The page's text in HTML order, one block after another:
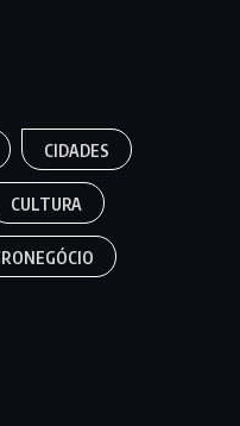
CIDADES
CULTURA